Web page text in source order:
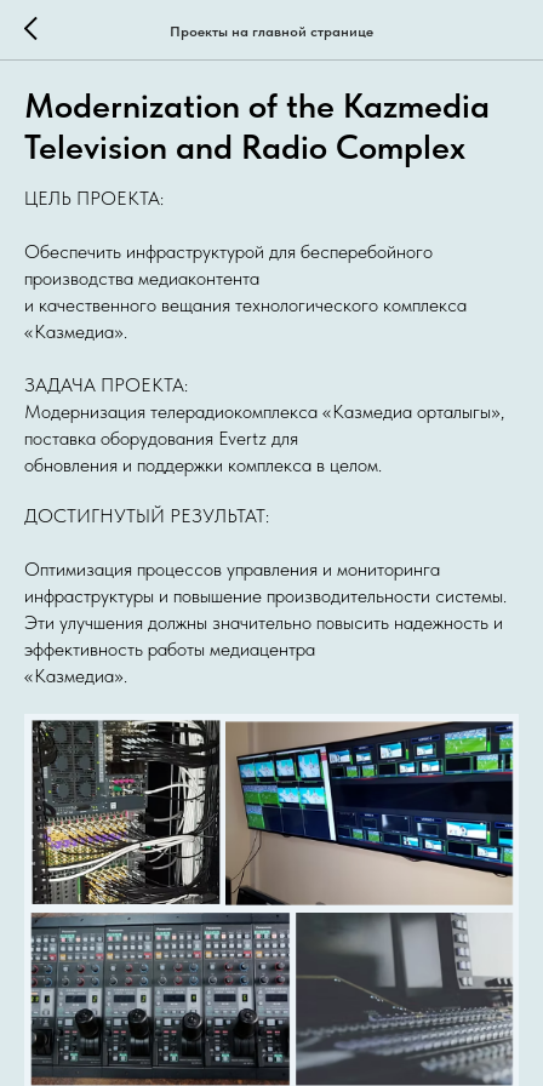
Проекты на главной странице
Modernization of the Kazmedia
Television and Radio Complex
ЦЕЛЬ ПРОЕКТА:
Обеспечить инфраструктурой для бесперебойного
производства медиаконтента
и качественного вещания технологического комплекса
«Казмедиа».
ЗАДАЧА ПРОЕКТА:
Модернизация телерадиокомплекса «Казмедиа орталыгы»,
поставка оборудования Evertz для
обновления и поддержки комплекса в целом.
ДОСТИГНУТЫЙ РЕЗУЛЬТАТ:
Оптимизация процессов управления и мониторинга
инфраструктуры и повышение производительности системы.
Эти улучшения должны значительно повысить надежность и
эффективность работы медиацентра
«Казмедиа».